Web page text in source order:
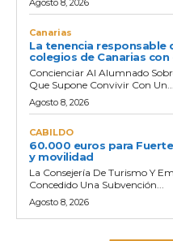
Canarias
La tenencia responsable
colegios de Canarias
Concienciar Al Alumnado
Que Supone Convivir Con Un...
Agosto 8, 2026
CABILDO
60.000 euros para
y movilidad
La Consejería De Turismo Y
Concedido Una Subvención...
Agosto 8, 2026